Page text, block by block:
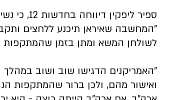
ספיר
"המחשבה שאיראן תיכנע ללחצים
לשולחן המשא ומתן בזמן שהמתקפות
"האמריקנים הדגישו שוב ושוב
ואישור מהם, ולכן ברור שהמתקפות